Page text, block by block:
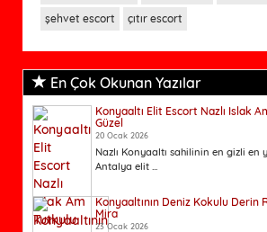
şehvet escort
çıtır escort
En Çok Okunan Yazılar
Konyaaltı Elit Escort Nazlı Islak
Güzel
20 Ocak 2026
Nazlı Konyaaltı sahilinin en gizli en
Antalya elit ...
Konyaaltının Deniz Kokulu Derin
Mira
23 Ocak 2026